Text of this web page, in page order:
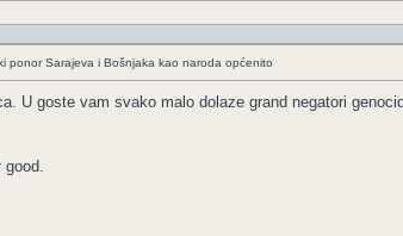
ponor Sarajeva i Bošnjaka kao naroda općenito
U goste vam svako malo dolaze grand negatori
good.